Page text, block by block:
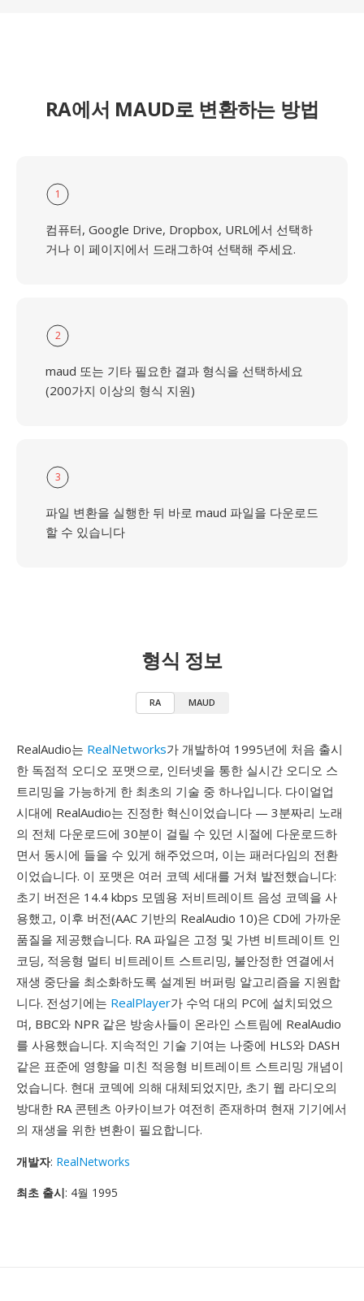
RA에서 MAUD로 변환하는 방법
1
컴퓨터, Google Drive, Dropbox, URL에서 선택하
거나 이 페이지에서 드래그하여 선택해 주세요.
2
maud 또는 기타 필요한 결과 형식을 선택하세요
(200가지 이상의 형식 지원)
3
파일 변환을 실행한 뒤 바로 maud 파일을 다운로드
할 수 있습니다
형식 정보
RA MAUD
RealAudio는 RealNetworks가 개발하여 1995년에 처음 출시
한 독점적 오디오 포맷으로, 인터넷을 통한 실시간 오디오 스
트리밍을 가능하게 한 최초의 기술 중 하나입니다. 다이얼업
시대에 RealAudio는 진정한 혁신이었습니다 — 3분짜리 노래
의 전체 다운로드에 30분이 걸릴 수 있던 시절에 다운로드하
면서 동시에 들을 수 있게 해주었으며, 이는 패러다임의 전환
이었습니다. 이 포맷은 여러 코덱 세대를 거쳐 발전했습니다:
초기 버전은 14.4 kbps 모뎀용 저비트레이트 음성 코덱을 사
용했고, 이후 버전(AAC 기반의 RealAudio 10)은 CD에 가까운
품질을 제공했습니다. RA 파일은 고정 및 가변 비트레이트 인
코딩, 적응형 멀티 비트레이트 스트리밍, 불안정한 연결에서
재생 중단을 최소화하도록 설계된 버퍼링 알고리즘을 지원합
니다. 전성기에는 RealPlayer가 수억 대의 PC에 설치되었으
며, BBC와 NPR 같은 방송사들이 온라인 스트림에 RealAudio
를 사용했습니다. 지속적인 기술 기여는 나중에 HLS와 DASH
같은 표준에 영향을 미친 적응형 비트레이트 스트리밍 개념이
었습니다. 현대 코덱에 의해 대체되었지만, 초기 웹 라디오의
방대한 RA 콘텐츠 아카이브가 여전히 존재하며 현재 기기에서
의 재생을 위한 변환이 필요합니다.
개발자: RealNetworks
최초 출시: 4월 1995